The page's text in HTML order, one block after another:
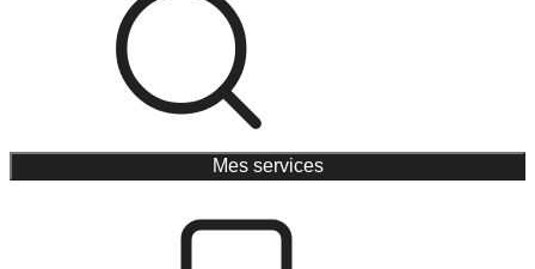
Mes services